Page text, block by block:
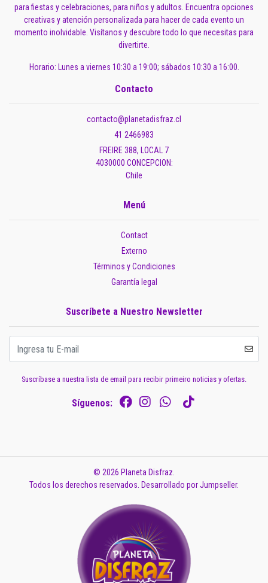
para fiestas y celebraciones, para niños y adultos. Encuentra opciones
creativas y atención personalizada para hacer de cada evento un
momento inolvidable. Visítanos y descubre todo lo que necesitas para
divertirte.
Horario: Lunes a viernes 10:30 a 19:00; sábados 10:30 a 16:00.
Contacto
contacto@planetadisfraz.cl
41 2466983
FREIRE 388, LOCAL 7
4030000 CONCEPCION:
Chile
Menú
Contact
Externo
Términos y Condiciones
Garantía legal
Suscríbete a Nuestro Newsletter
Suscríbase a nuestra lista de email para recibir primeiro noticias y ofertas.
Síguenos:
© 2026 Planeta Disfraz.
Todos los derechos reservados. Desarrollado por Jumpseller.